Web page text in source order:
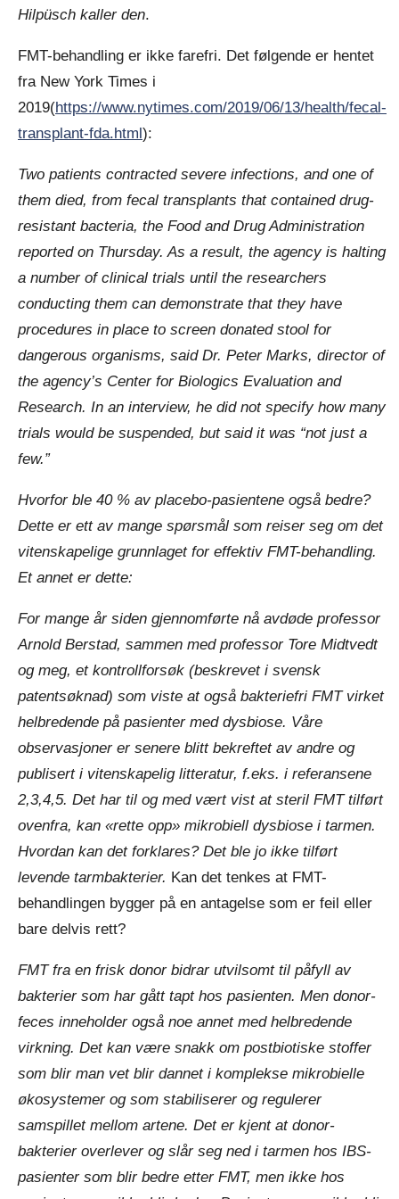
Hilpüsch kaller den.
FMT-behandling er ikke farefri. Det følgende er hentet
fra New York Times i
2019(https://www.nytimes.com/2019/06/13/health/fecal-
transplant-fda.html):
Two patients contracted severe infections, and one of
them died, from fecal transplants that contained drug-
resistant bacteria, the Food and Drug Administration
reported on Thursday. As a result, the agency is halting
a number of clinical trials until the researchers
conducting them can demonstrate that they have
procedures in place to screen donated stool for
dangerous organisms, said Dr. Peter Marks, director of
the agency’s Center for Biologics Evaluation and
Research. In an interview, he did not specify how many
trials would be suspended, but said it was “not just a
few.”
Hvorfor ble 40 % av placebo-pasientene også bedre?
Dette er ett av mange spørsmål som reiser seg om det
vitenskapelige grunnlaget for effektiv FMT-behandling.
Et annet er dette:
For mange år siden gjennomførte nå avdøde professor
Arnold Berstad, sammen med professor Tore Midtvedt
og meg, et kontrollforsøk (beskrevet i svensk
patentsøknad) som viste at også bakteriefri FMT virket
helbredende på pasienter med dysbiose. Våre
observasjoner er senere blitt bekreftet av andre og
publisert i vitenskapelig litteratur, f.eks. i referansene
2,3,4,5. Det har til og med vært vist at steril FMT tilført
ovenfra, kan «rette opp» mikrobiell dysbiose i tarmen.
Hvordan kan det forklares? Det ble jo ikke tilført
levende tarmbakterier. Kan det tenkes at FMT-
behandlingen bygger på en antagelse som er feil eller
bare delvis rett?
FMT fra en frisk donor bidrar utvilsomt til påfyll av
bakterier som har gått tapt hos pasienten. Men donor-
feces inneholder også noe annet med helbredende
virkning. Det kan være snakk om postbiotiske stoffer
som blir man vet blir dannet i komplekse mikrobielle
økosystemer og som stabiliserer og regulerer
samspillet mellom artene. Det er kjent at donor-
bakterier overlever og slår seg ned i tarmen hos IBS-
pasienter som blir bedre etter FMT, men ikke hos